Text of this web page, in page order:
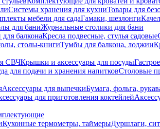
Системы хранения для кухниТовары для
мебели для садаГамаки, шезлонги
для баниЖурнальные столики для бани
балконаКресла подвесные, стулья садовые
столы-книгиТумбы для балкона, лоджии
СВЧКрышки и аксессуары для посуды
для подачи и хранения напитковСтоловые
Аксессуары для выпечкиБумага, фольга,
для приготовления коктейлей
Кухонные термометры, таймерыДуршлаги,